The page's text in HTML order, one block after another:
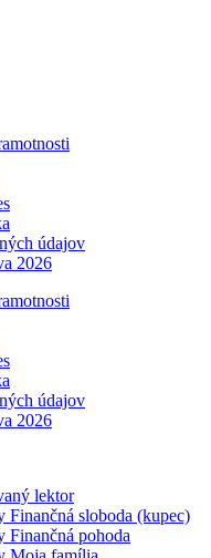
údajov
2026
údajov
2026
lektor
Finančná sloboda (kupec)
Finančná pohoda